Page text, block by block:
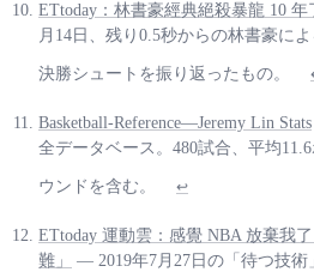
ETtoday：林書豪經典絕殺暴龍 10 年
月14日、残り0.5秒からの林書豪に
決勝シュートを振り返ったもの。
Basketball-Reference—Jeremy Lin Stats
全データベース。480試合、平均
ウンドを含む。 ↩
ETtoday 運動雲：感覺 NBA 放棄我
難」
— 2019年7月27日の「待つ技